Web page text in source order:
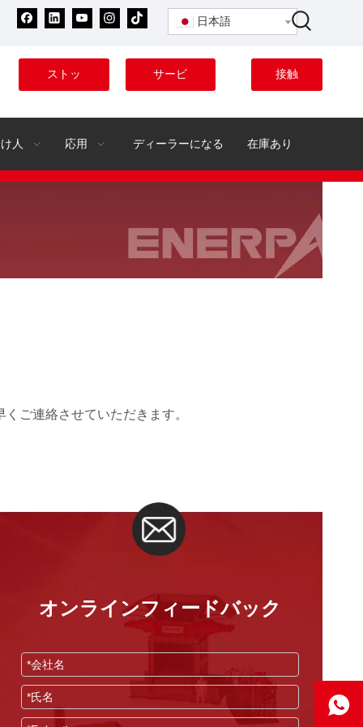
日本語
ストッ サービ 接触
人 応用 ディーラーになる 在庫あり
ご連絡させていただきます。
オンラインフィードバック